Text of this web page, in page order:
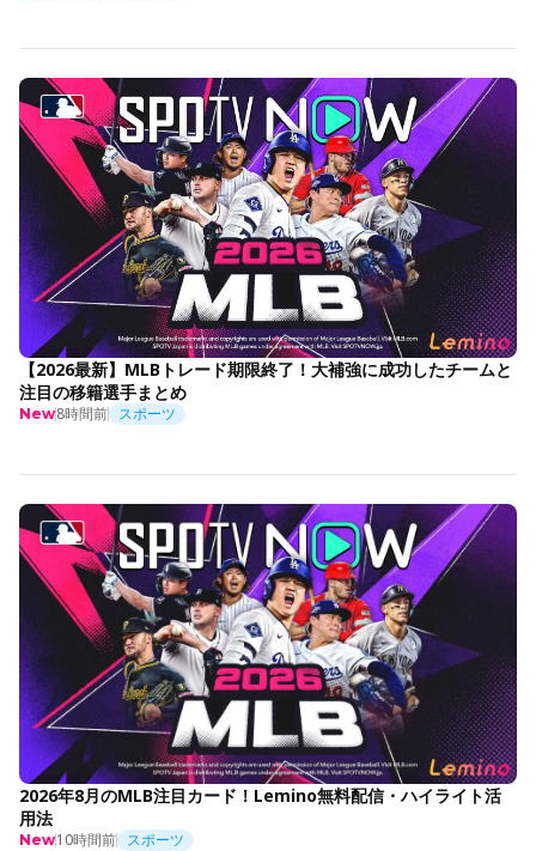
【2026最新】MLBトレード期限終了！大補強に成功したチームと
注目の移籍選手まとめ
New8時間前 スポーツ
2026年8月のMLB注目カード！Lemino無料配信・ハイライト活
用法
New10時間前 スポーツ